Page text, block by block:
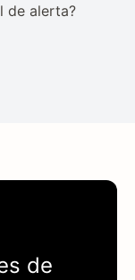
de alerta?
de